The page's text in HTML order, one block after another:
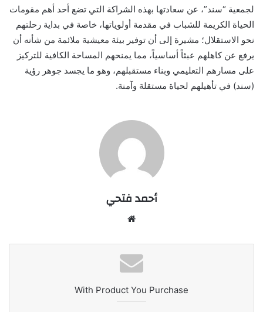
لجمعية “سند”، عن سعادتها بهذه الشراكة التي تضع أحد أهم مقومات
الحياة الكريمة للشباب في مقدمة أولوياتها، خاصة في بداية رحلتهم
نحو الاستقلال؛ مشيرة إلى أن توفير بيئة معيشية ملائمة من شأنه أن
يرفع عن كاهلهم عبئاً أساسياً، مما يمنحهم المساحة الكافية للتركيز
على مسارهم التعليمي وبناء مستقبلهم، وهو ما يجسد جوهر رؤية
(سند) في تأهيلهم لحياة مستقلة وآمنة.
أحمد فتحي
With Product You Purchase